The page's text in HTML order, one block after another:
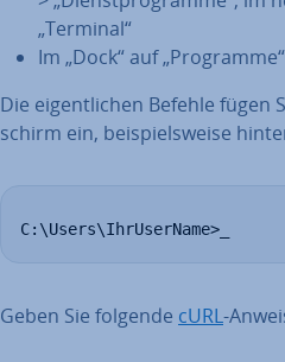
„Terminal“
Im „Dock“ auf
Die ei­gent­li­chen Befehle
schirm ein, bei­spiels­wei­se
C:\Users\IhrUserName>_
Geben Sie folgende cURL-